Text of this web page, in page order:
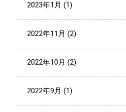
2023年1月 (1)
2022年11月 (2)
2022年10月 (2)
2022年9月 (1)